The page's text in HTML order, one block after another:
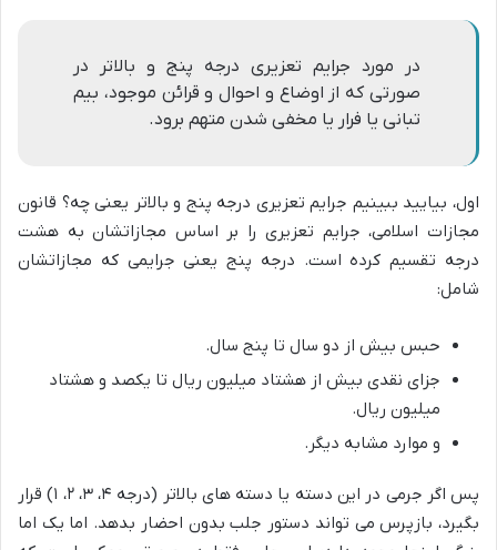
در مورد جرایم تعزیری درجه پنج و بالاتر در
صورتی که از اوضاع و احوال و قرائن موجود، بیم
تبانی یا فرار یا مخفی شدن متهم برود.
اول، بیایید ببینیم جرایم تعزیری درجه پنج و بالاتر یعنی چه؟ قانون
مجازات اسلامی، جرایم تعزیری را بر اساس مجازاتشان به هشت
درجه تقسیم کرده است. درجه پنج یعنی جرایمی که مجازاتشان
شامل:
حبس بیش از دو سال تا پنج سال.
جزای نقدی بیش از هشتاد میلیون ریال تا یکصد و هشتاد
میلیون ریال.
و موارد مشابه دیگر.
پس اگر جرمی در این دسته یا دسته های بالاتر (درجه ۴، ۳، ۲، ۱) قرار
بگیرد، بازپرس می تواند دستور جلب بدون احضار بدهد. اما یک اما